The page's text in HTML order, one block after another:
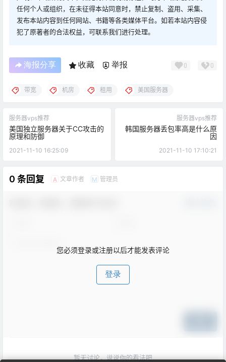
任何个人或组织，在未征得本站同意时，禁止复制、盗用、采集、
发布本站内容到任何网站、书籍等各类媒体平台。如若本站内容侵
犯了原著者的合法权益，可联系我们进行处理。
海报分享 收藏 举报 0 0
带宽 机房 租用 美国服务器
服务器vps推荐
美国独立服务器关于CC攻击的
原理和防御
2021-11-10 16:25:09
服务器vps推荐
韩国服务器丢包率高是什么原
因
2021-11-10 17:10:21
0 条回复 A 文章作者 M 管理员
您必须登录或注册以后才能发表评论
登录
暂无讨论，说说你的看法吧